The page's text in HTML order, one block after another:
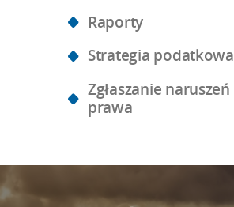
Raporty
Strategia podatkowa
Zgłaszanie naruszeń
prawa